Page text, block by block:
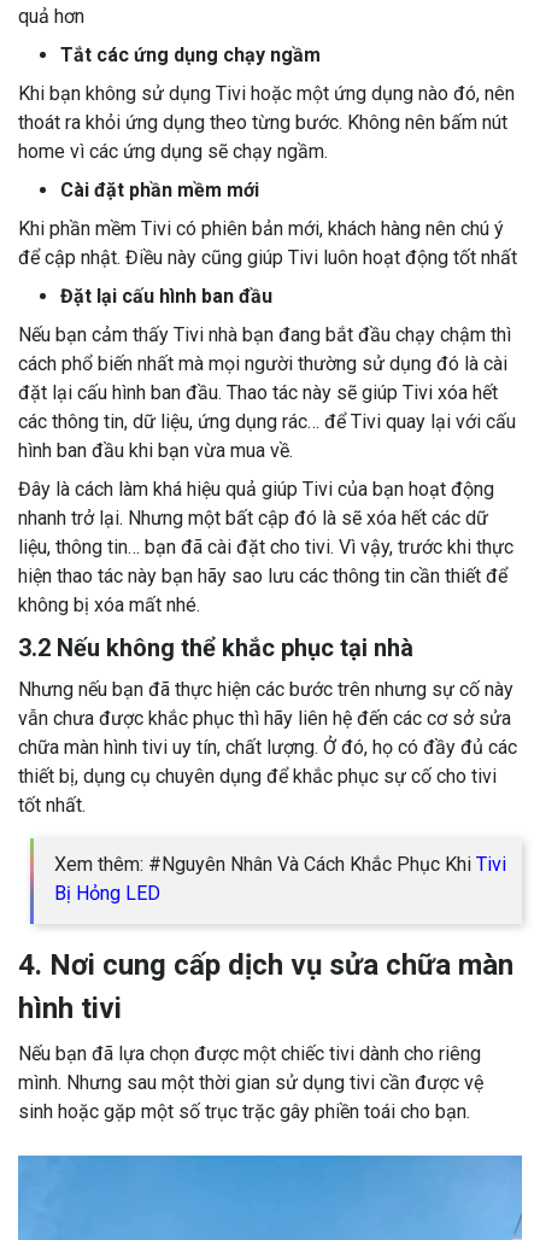
quả hơn
Tắt các ứng dụng chạy ngầm
Khi bạn không sử dụng Tivi hoặc một ứng dụng nào đó, nên
thoát ra khỏi ứng dụng theo từng bước. Không nên bấm nút
home vì các ứng dụng sẽ chạy ngầm.
Cài đặt phần mềm mới
Khi phần mềm Tivi có phiên bản mới, khách hàng nên chú ý
để cập nhật. Điều này cũng giúp Tivi luôn hoạt động tốt nhất
Đặt lại cấu hình ban đầu
Nếu bạn cảm thấy Tivi nhà bạn đang bắt đầu chạy chậm thì
cách phổ biến nhất mà mọi người thường sử dụng đó là cài
đặt lại cấu hình ban đầu. Thao tác này sẽ giúp Tivi xóa hết
các thông tin, dữ liệu, ứng dụng rác… để Tivi quay lại với cấu
hình ban đầu khi bạn vừa mua về.
Đây là cách làm khá hiệu quả giúp Tivi của bạn hoạt động
nhanh trở lại. Nhưng một bất cập đó là sẽ xóa hết các dữ
liệu, thông tin… bạn đã cài đặt cho tivi. Vì vậy, trước khi thực
hiện thao tác này bạn hãy sao lưu các thông tin cần thiết để
không bị xóa mất nhé.
3.2 Nếu không thể khắc phục tại nhà
Nhưng nếu bạn đã thực hiện các bước trên nhưng sự cố này
vẫn chưa được khắc phục thì hãy liên hệ đến các cơ sở sửa
chữa màn hình tivi uy tín, chất lượng. Ở đó, họ có đầy đủ các
thiết bị, dụng cụ chuyên dụng để khắc phục sự cố cho tivi
tốt nhất.
Xem thêm: #Nguyên Nhân Và Cách Khắc Phục Khi Tivi
Bị Hỏng LED
4. Nơi cung cấp dịch vụ sửa chữa màn
hình tivi
Nếu bạn đã lựa chọn được một chiếc tivi dành cho riêng
mình. Nhưng sau một thời gian sử dụng tivi cần được vệ
sinh hoặc gặp một số trục trặc gây phiền toái cho bạn.